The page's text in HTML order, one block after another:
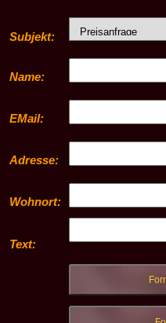
Subjekt:
Name:
EMail:
Adresse:
Wohnort:
Text: